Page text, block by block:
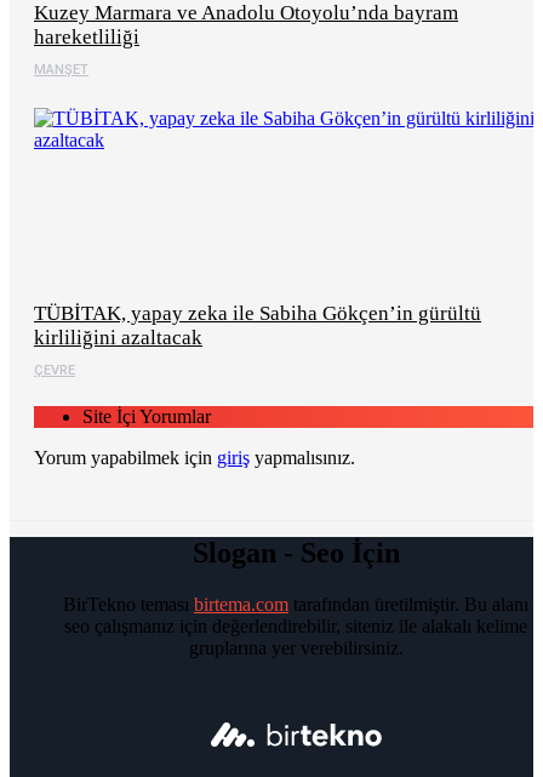
MANŞET
Kuzey Marmara ve Anadolu Otoyolu’nda bayram
hareketliliği
ÇEVRE
TÜBİTAK, yapay zeka ile Sabiha Gökçen’in gürültü
kirliliğini azaltacak
Site İçi Yorumlar
Yorum yapabilmek için giriş yapmalısınız.
Slogan - Seo İçin
BirTekno teması birtema.com tarafından üretilmiştir. Bu alanı
seo çalışmanız için değerlendirebilir, siteniz ile alakalı kelime
gruplarına yer verebilirsiniz.